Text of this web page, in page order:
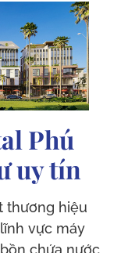
Phú
uy tín
thương hiệu
vực máy
chứa nước